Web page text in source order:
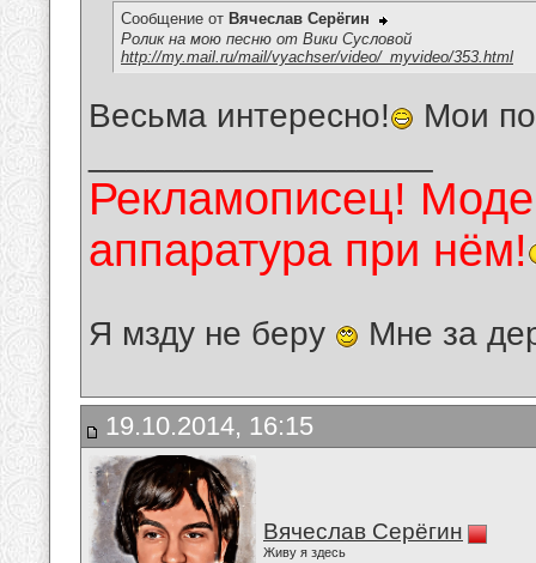
Сообщение от Вячеслав Серёгин
Ролик на мою песню от Вики Сусловой
http://my.mail.ru/mail/vyachser/video/_myvideo/353.html
Весьма интересно!
Мои
Рекламописец!
аппаратура при нём!
Я мзду не беру Мне за
19.10.2014, 16:15
Вячеслав Серёгин
Живу я здесь